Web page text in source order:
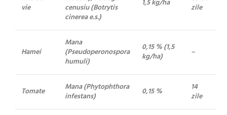
vie
cenusiu (Botrytis
cinerea e.s.)
1,5 kg/ha
zile
Hamei
Mana
(Pseudoperonospora
humuli)
0,15 % (1,5
kg/ha)
–
Tomate
Mana (Phytophthora
infestans)
0,15 %
14
zile